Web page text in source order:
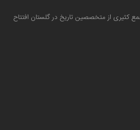
کثیری از متخصصین تاریخ در گلستان افتتاح